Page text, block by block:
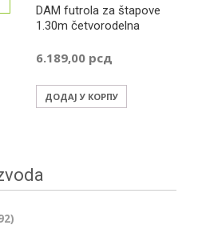
DAM futrola za štapove
1.30m četvorodelna
6.189,00 рсд
ДОДАЈ У КОРПУ